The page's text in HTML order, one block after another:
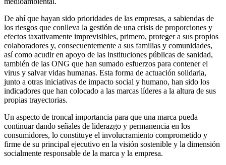
De ahí que hayan sido prioridades de las empresas, a sabiendas de
los riesgos que conlleva la gestión de una crisis de proporciones y
efectos taxativamente imprevisibles, primero, proteger a sus propios
colaboradores y, consecuentemente a sus familias y comunidades,
así como acudir en apoyo de las instituciones públicas de sanidad,
también de las ONG que han sumado esfuerzos para contener el
virus y salvar vidas humanas. Esta forma de actuación solidaria,
junto a otras iniciativas de impacto social y humano, han sido los
indicadores que han colocado a las marcas líderes a la altura de sus
propias trayectorias.
Un aspecto de troncal importancia para que una marca pueda
continuar dando señales de liderazgo y permanencia en los
consumidores, lo constituye el involucramiento comprometido y
firme de su principal ejecutivo en la visión sostenible y la dimensión
socialmente responsable de la marca y la empresa.